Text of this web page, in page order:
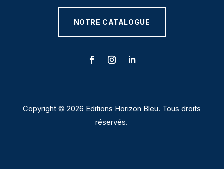
NOTRE CATALOGUE
Copyright © 2026 Editions Horizon Bleu. Tous droits
réservés.